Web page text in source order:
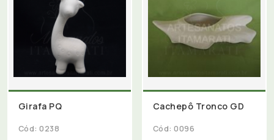
Girafa PQ
Cód: 0238
Cachepô Tronco GD
Cód: 0096